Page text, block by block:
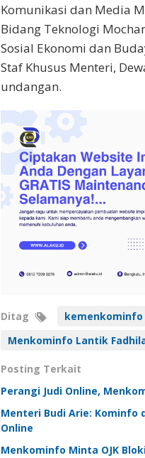
Komunikasi dan Media
Bidang Teknologi
Sosial Ekonomi dan
Staf Khusus Menteri,
undangan.
Ditag
kemenkominfo
Menkominfo Lantik
Posting Terkait
Perangi Judi Online,
Menteri Budi Arie: Kominfo
Online
Menkominfo Minta OJK